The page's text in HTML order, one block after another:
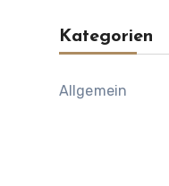
Kategorien
Allgemein